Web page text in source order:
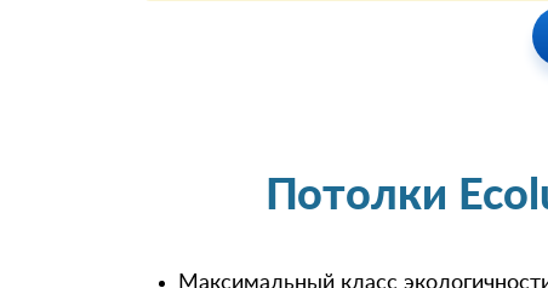
Потолки
Максимальный класс